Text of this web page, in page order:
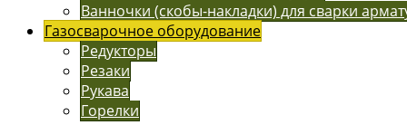
Ванночки (скобы-накладки) для сварки
Газосварочное оборудование
Редукторы
Резаки
Рукава
Горелки